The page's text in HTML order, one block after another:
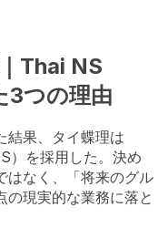
Thai NS
3つの理由
結果、タイ蝶理は
を採用した。決め
はなく、「将来のグル
の現実的な業務に落と